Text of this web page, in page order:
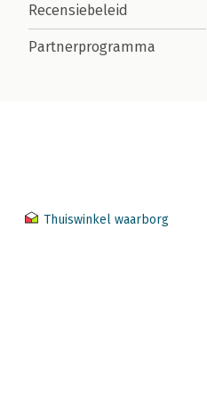
Recensiebeleid
Partnerprogramma
Thuiswinkel waarborg